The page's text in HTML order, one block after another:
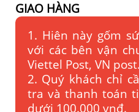
GIAO HÀNG
1. Hiên này gốm
với các bên vận
Viettel Post, VN post.
2. Quý khách chỉ
tra và thanh toán
dưới 100.000 vnđ.